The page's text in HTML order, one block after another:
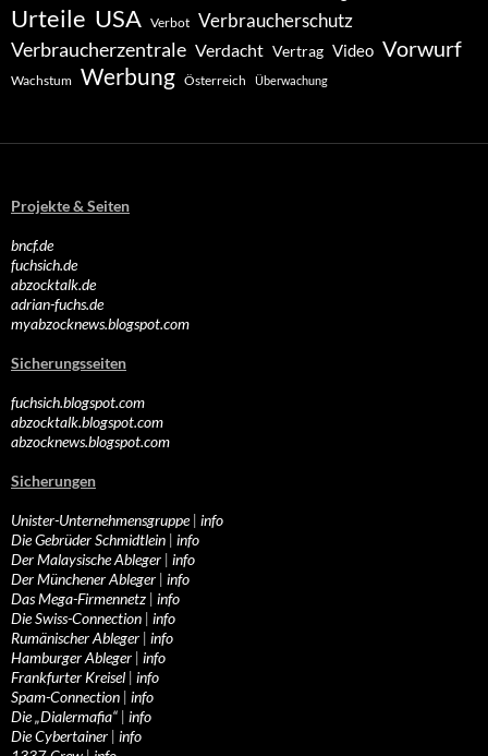
Urteile USA Verbot Verbraucherschutz
Verbraucherzentrale Verdacht Vertrag Video Vorwurf
Wachstum Werbung Österreich Überwachung
Projekte & Seiten
bncf.de
fuchsich.de
abzocktalk.de
adrian-fuchs.de
myabzocknews.blogspot.com
Sicherungsseiten
fuchsich.blogspot.com
abzocktalk.blogspot.com
abzocknews.blogspot.com
Sicherungen
Unister-Unternehmensgruppe| info
Die Gebrüder Schmidtlein | info
Der Malaysische Ableger | info
Der Münchener Ableger | info
Das Mega-Firmennetz | info
Die Swiss-Connection | info
Rumänischer Ableger | info
Hamburger Ableger | info
Frankfurter Kreisel | info
Spam-Connection | info
Die „Dialermafia“ | info
Die Cybertainer | info